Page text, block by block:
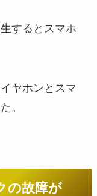
するとスマホ
ヤホンとスマ
。
の故障が